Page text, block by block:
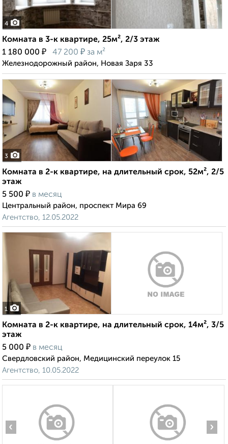
4
Комната в 3-к квартире, 25м², 2/3 этаж
1 180 000 ₽ 47 200 ₽ за м²
Железнодорожный район, Новая Заря 33
3
Комната в 2-к квартире, на длительный срок, 52м², 2/5
этаж
5 500 ₽ в месяц
Центральный район, проспект Мира 69
Агентство, 12.05.2022
1
Комната в 2-к квартире, на длительный срок, 14м², 3/5
этаж
5 000 ₽ в месяц
Свердловский район, Медицинский переулок 15
Агентство, 10.05.2022
‹ ›